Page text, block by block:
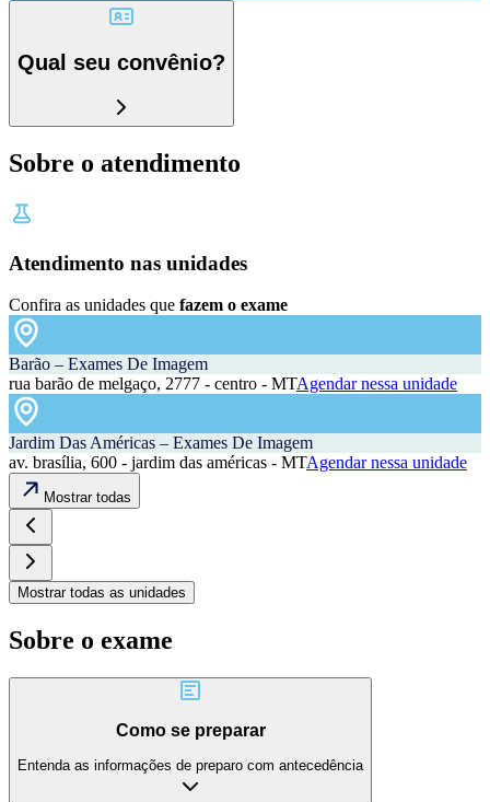
Qual seu convênio?
Sobre o atendimento
Atendimento nas unidades
Confira as unidades que fazem o exame
Barão – Exames De Imagem
rua barão de melgaço, 2777 - centro - MTAgendar nessa unidade
Jardim Das Américas – Exames De Imagem
av. brasília, 600 - jardim das américas - MTAgendar nessa unidade
Mostrar todas
Mostrar todas as unidades
Sobre o exame
Como se preparar
Entenda as informações de preparo com antecedência